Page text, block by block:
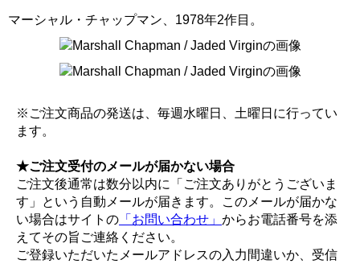
マーシャル・チャップマン、1978年2作目。
※ご注文商品の発送は、毎週水曜日、土曜日に行ってい
ます。
★ご注文受付のメールが届かない場合
ご注文後通常は数分以内に「ご注文ありがとうございま
す」という自動メールが届きます。このメールが届かな
い場合はサイトの 「お問い合わせ」 からお電話番号を添
えてその旨ご連絡ください。
ご登録いただいたメールアドレスの入力間違いか、受信